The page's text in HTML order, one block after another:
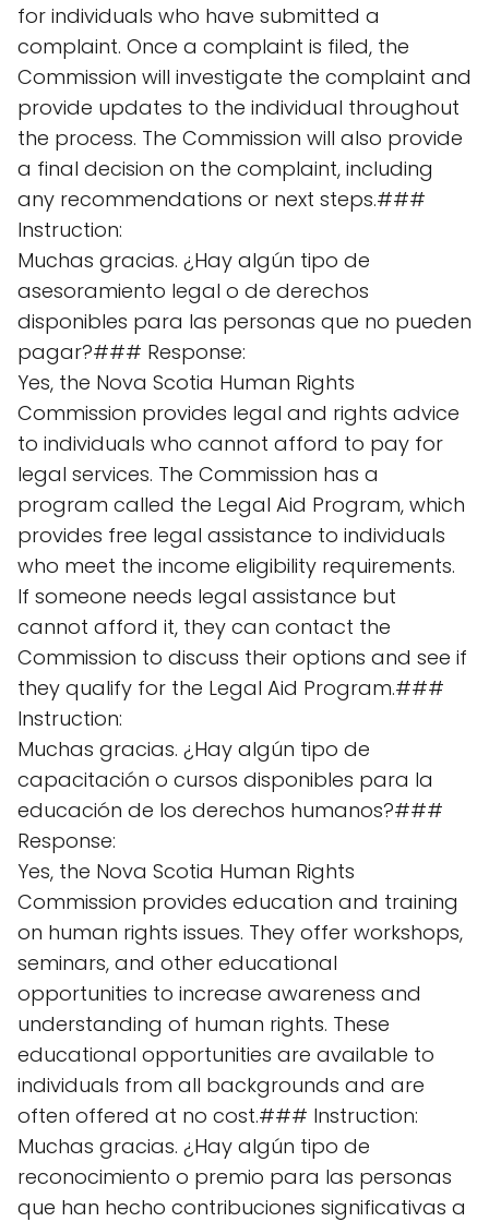
for individuals who have submitted a
complaint. Once a complaint is filed, the
Commission will investigate the complaint and
provide updates to the individual throughout
the process. The Commission will also provide
a final decision on the complaint, including
any recommendations or next steps.###
Instruction:
Muchas gracias. ¿Hay algún tipo de
asesoramiento legal o de derechos
disponibles para las personas que no pueden
pagar?### Response:
Yes, the Nova Scotia Human Rights
Commission provides legal and rights advice
to individuals who cannot afford to pay for
legal services. The Commission has a
program called the Legal Aid Program, which
provides free legal assistance to individuals
who meet the income eligibility requirements.
If someone needs legal assistance but
cannot afford it, they can contact the
Commission to discuss their options and see if
they qualify for the Legal Aid Program.###
Instruction:
Muchas gracias. ¿Hay algún tipo de
capacitación o cursos disponibles para la
educación de los derechos humanos?###
Response:
Yes, the Nova Scotia Human Rights
Commission provides education and training
on human rights issues. They offer workshops,
seminars, and other educational
opportunities to increase awareness and
understanding of human rights. These
educational opportunities are available to
individuals from all backgrounds and are
often offered at no cost.### Instruction:
Muchas gracias. ¿Hay algún tipo de
reconocimiento o premio para las personas
que han hecho contribuciones significativas a